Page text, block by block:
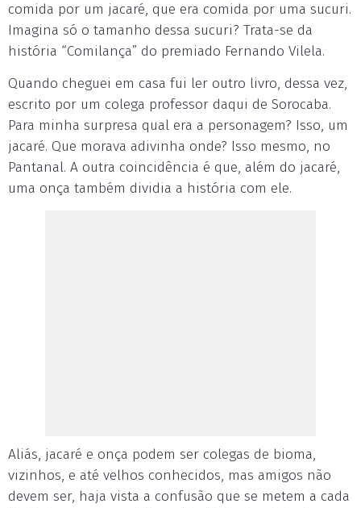
comida por um jacaré, que era comida por uma sucuri.
Imagina só o tamanho dessa sucuri? Trata-se da
história “Comilança” do premiado Fernando Vilela.
Quando cheguei em casa fui ler outro livro, dessa vez,
escrito por um colega professor daqui de Sorocaba.
Para minha surpresa qual era a personagem? Isso, um
jacaré. Que morava adivinha onde? Isso mesmo, no
Pantanal. A outra coincidência é que, além do jacaré,
uma onça também dividia a história com ele.
Aliás, jacaré e onça podem ser colegas de bioma,
vizinhos, e até velhos conhecidos, mas amigos não
devem ser, haja vista a confusão que se metem a cada